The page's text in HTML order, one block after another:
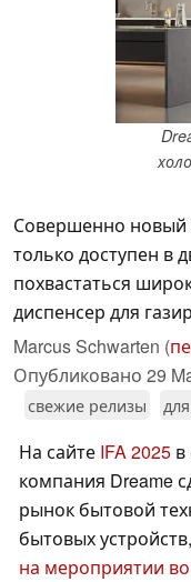
Совершенно новый
только доступен в
похвастаться
диспенсер для
Marcus Schwarten (
Опубликовано 29
свежие релизы
На сайте IFA 2025
компания Dreame
рынок бытовой
бытовых
на мероприятии